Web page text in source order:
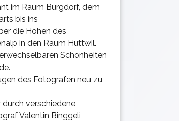
im Raum Burgdorf, dem
bis ins
die Höhen des
in den Raum Huttwil.
Schönheiten
des Fotografen neu zu
verschiedene
Valentin Binggeli